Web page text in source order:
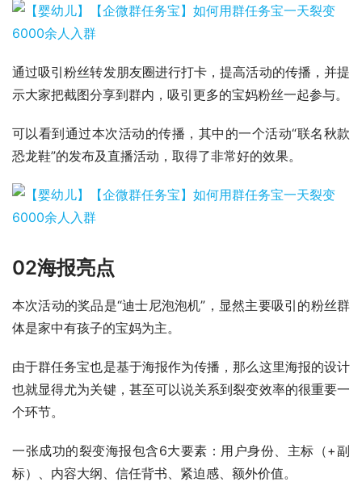
通过吸引粉丝转发朋友圈进行打卡，提高活动的传播，并提
示大家把截图分享到群内，吸引更多的宝妈粉丝一起参与。
可以看到通过本次活动的传播，其中的一个活动“联名秋款
恐龙鞋”的发布及直播活动，取得了非常好的效果。
02海报亮点
本次活动的奖品是“迪士尼泡泡机”，显然主要吸引的粉丝群
体是家中有孩子的宝妈为主。
由于群任务宝也是基于海报作为传播，那么这里海报的设计
也就显得尤为关键，甚至可以说关系到裂变效率的很重要一
个环节。
一张成功的裂变海报包含6大要素：用户身份、主标（+副
标）、内容大纲、信任背书、紧迫感、额外价值。